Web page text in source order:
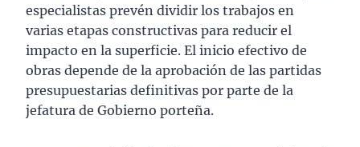
especialistas prevén dividir los trabajos en
varias etapas constructivas para reducir el
impacto en la superficie. El inicio efectivo de
obras depende de la aprobación de las partidas
presupuestarias definitivas por parte de la
jefatura de Gobierno porteña.